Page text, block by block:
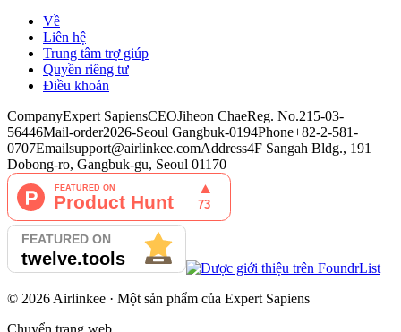
Về
Liên hệ
Trung tâm trợ giúp
Quyền riêng tư
Điều khoản
CompanyExpert SapiensCEOJiheon ChaeReg. No.215-03-
56446Mail-order2026-Seoul Gangbuk-0194Phone+82-2-581-
0707Emailsupport@airlinkee.comAddress4F Sangah Bldg., 191
Dobong-ro, Gangbuk-gu, Seoul 01170
© 2026 Airlinkee · Một sản phẩm của Expert Sapiens
Chuyển trang web